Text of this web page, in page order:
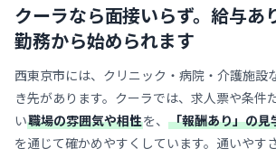
クーラなら面接いらず。 給与あ
勤務から始められます
西東京市には、クリニック・病院・介護施設
き先があります。クーラでは、求人票や条件
い職場の雰囲気や相性を、 「報酬あり」の見
を通じて確かめやすくしています。通いやす